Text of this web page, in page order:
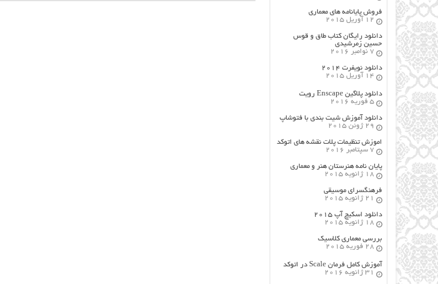
فروش پایانامه های معماری
12 آوریل 2015
دانلود رایگان کتاب طاق و قوس
حسین زمرشیدی
7 نوامبر 2016
دانلود نویفرت ۲۰۱۴
14 آوریل 2015
دانلود پلاگین Enscape رویت
5 فوریه 2016
دانلود آموزش شیت بندی با فتوشاپ
29 ژوئن 2015
اموزش تنظیمات پلات نقشه های اتوکد
7 سپتامبر 2016
پایان نامه هنرستان هنر و معماري
18 ژانویه 2015
فرهنگسراي موسيقي
21 ژانویه 2015
دانلود اسکیچ آپ ۲۰۱۵
18 ژانویه 2015
بررسی معماری کلاسیک
28 فوریه 2015
آموزش کامل فرمان Scale در اتوکد
31 ژانویه 2016